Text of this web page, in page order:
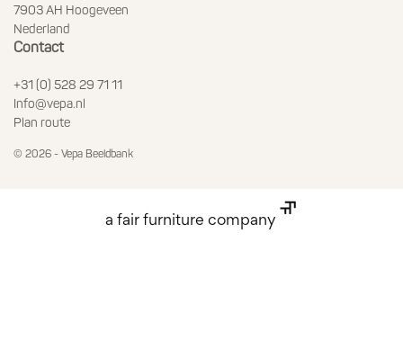
7903 AH Hoogeveen
Nederland
Contact
+31 (0) 528 29 71 11
Info@vepa.nl
Plan route
© 2026 - Vepa Beeldbank
a fair furniture company